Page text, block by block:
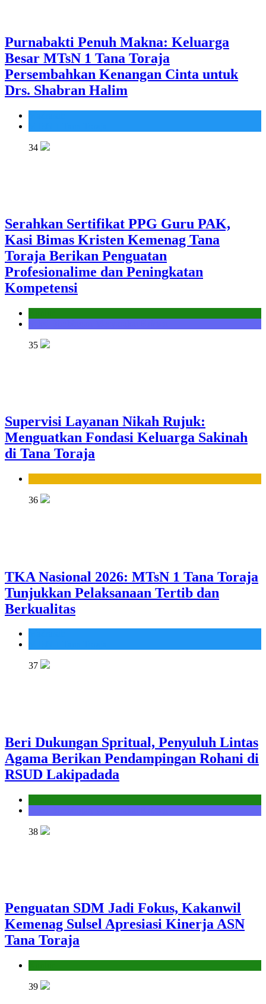
Purnabakti Penuh Makna: Keluarga
Besar MTsN 1 Tana Toraja
Persembahkan Kenangan Cinta untuk
Drs. Shabran Halim
34
Serahkan Sertifikat PPG Guru PAK,
Kasi Bimas Kristen Kemenag Tana
Toraja Berikan Penguatan
Profesionalime dan Peningkatan
Kompetensi
35
Supervisi Layanan Nikah Rujuk:
Menguatkan Fondasi Keluarga Sakinah
di Tana Toraja
36
TKA Nasional 2026: MTsN 1 Tana Toraja
Tunjukkan Pelaksanaan Tertib dan
Berkualitas
37
Beri Dukungan Spritual, Penyuluh Lintas
Agama Berikan Pendampingan Rohani di
RSUD Lakipadada
38
Penguatan SDM Jadi Fokus, Kakanwil
Kemenag Sulsel Apresiasi Kinerja ASN
Tana Toraja
39